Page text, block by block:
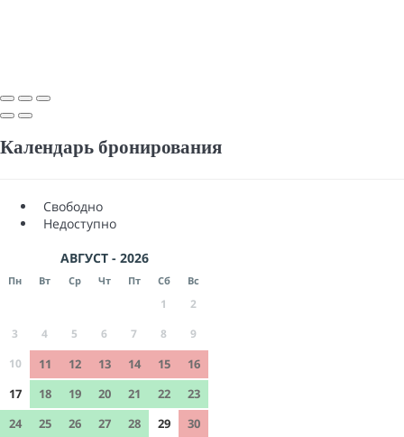
Календарь бронирования
Свободно
Недоступно
АВГУСТ - 2026
Пн Вт Ср Чт Пт Сб Вс
1
2
3
4 5 6 7 8
9
10
11 12 13 14 15
16
17
18 19 20 21 22
23
24
25 26 27 28 29
30